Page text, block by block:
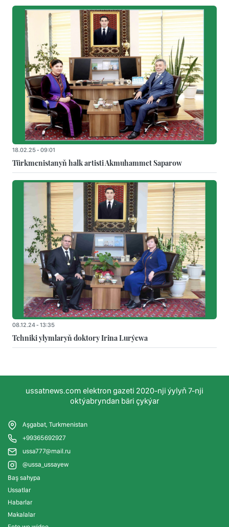
18.02.25 - 09:01
Türkmenistanyň halk artisti Akmuhammet Saparow
08.12.24 - 13:35
Tehniki ylymlaryň doktory Irina Lurýewa
ussatnews.com elektron gazeti 2020-nji ýylyň 7-nji
oktýabryndan bäri çykýar
Aşgabat, Turkmenistan
+99365692927
ussa777@mail.ru
@ussa_ussayew
Baş sahypa
Ussatlar
Habarlar
Makalalar